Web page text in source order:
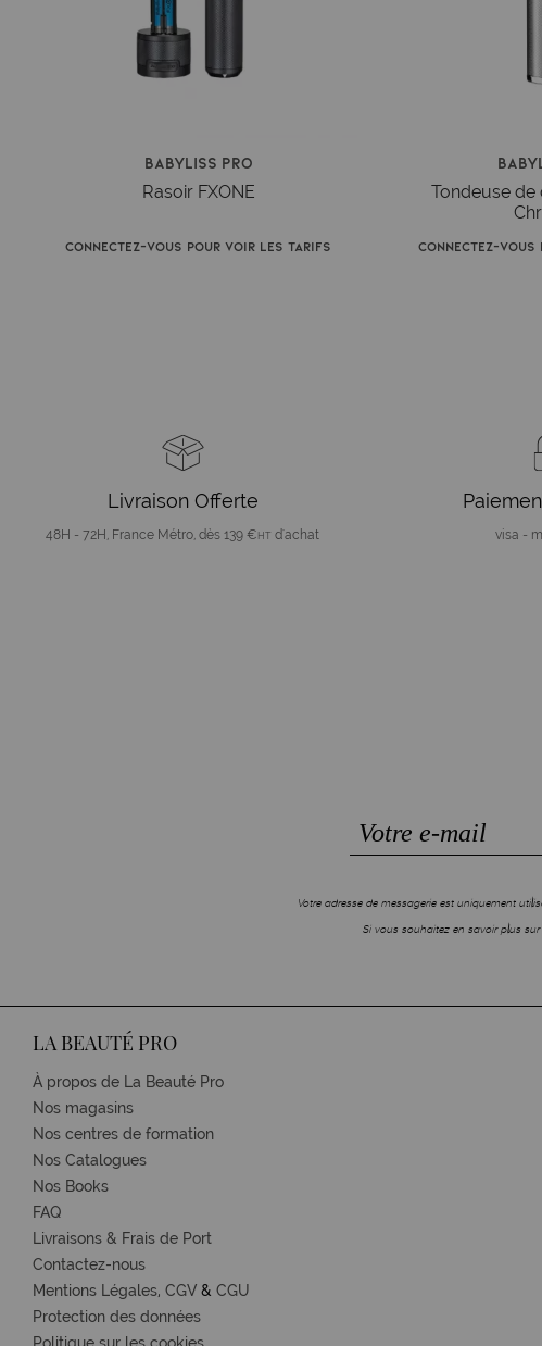
Babyliss Pro
Rasoir FXONE
Connectez-vous pour voir les tarifs
Tondeuse
Connectez-
Livraison Offerte
48H - 72H, France Métro, dès 139 € HT d'achat visa -
Votre adresse de messagerie est uniquement
Si vous souhaitez en savoir plus
LA BEAUTÉ PRO
À propos de La Beauté Pro
Nos magasins
Nos centres de formation
Nos Catalogues
Nos Books
FAQ
Livraisons & Frais de Port
Contactez-nous
Mentions Légales, CGV & CGU
Protection des données